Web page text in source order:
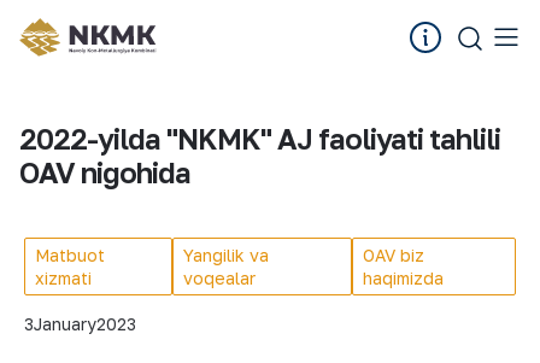
2022-yilda "NKMK" AJ faoliyati tahlili
OAV nigohida
Matbuot
xizmati
Yangilik va
voqealar
OAV biz
haqimizda
3January2023